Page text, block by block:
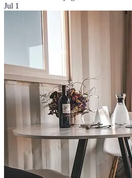
Jul 1